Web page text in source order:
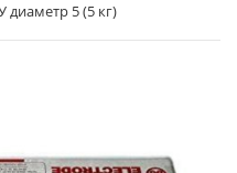
5 (5 кг)